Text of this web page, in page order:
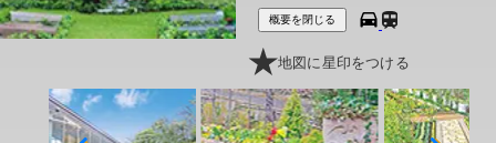
概要を閉じる
地図に星印をつける